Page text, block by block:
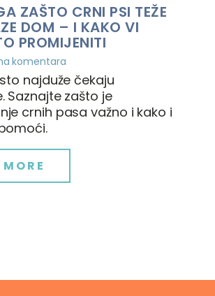
ZAŠTO CRNI PSI TEŽE
DOM – I KAKO VI
PROMIJENITI
komentara
najduže čekaju
Saznajte zašto je
crnih pasa važno i kako i